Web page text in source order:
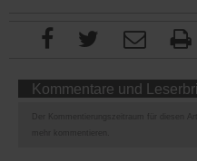
Kommentare und